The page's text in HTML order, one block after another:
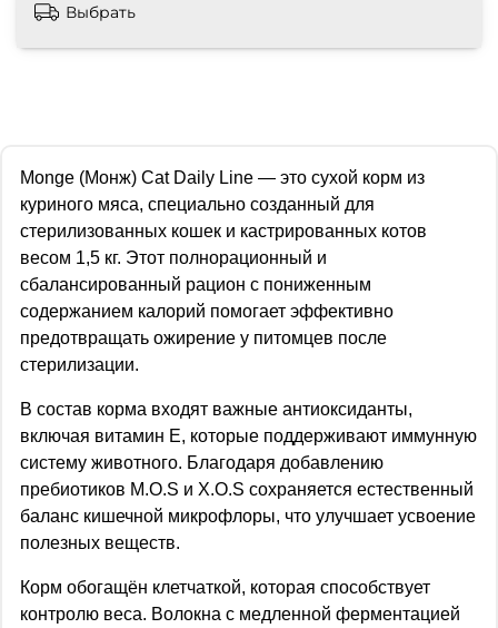
Выбрать
Monge (Монж) Cat Daily Line — это сухой корм из
куриного мяса, специально созданный для
стерилизованных кошек и кастрированных котов
весом 1,5 кг. Этот полнорационный и
сбалансированный рацион с пониженным
содержанием калорий помогает эффективно
предотвращать ожирение у питомцев после
стерилизации.
В состав корма входят важные антиоксиданты,
включая витамин Е, которые поддерживают иммунную
систему животного. Благодаря добавлению
пребиотиков М.О.S и X.О.S сохраняется естественный
баланс кишечной микрофлоры, что улучшает усвоение
полезных веществ.
Корм обогащён клетчаткой, которая способствует
контролю веса. Волокна с медленной ферментацией